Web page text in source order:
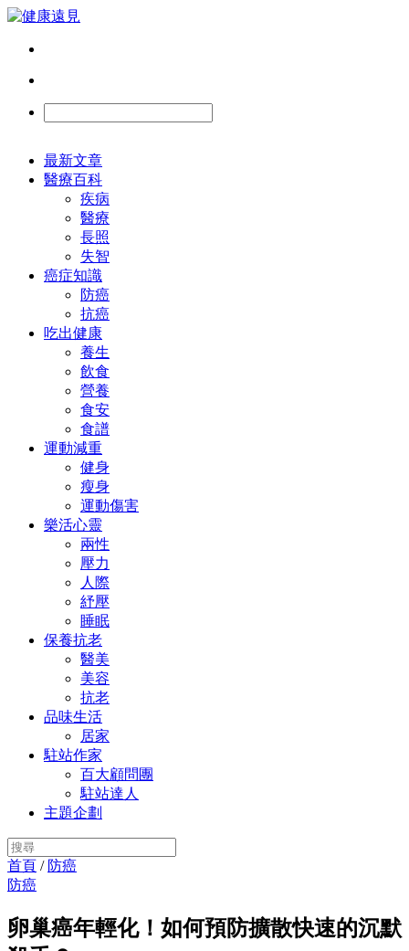
最新文章
醫療百科
疾病
醫療
長照
失智
癌症知識
防癌
抗癌
吃出健康
養生
飲食
營養
食安
食譜
運動減重
健身
瘦身
運動傷害
樂活心靈
兩性
壓力
人際
紓壓
睡眠
保養抗老
醫美
美容
抗老
品味生活
居家
駐站作家
百大顧問團
駐站達人
主題企劃
首頁 / 防癌
防癌
卵巢癌年輕化！如何預防擴散快速的沉默